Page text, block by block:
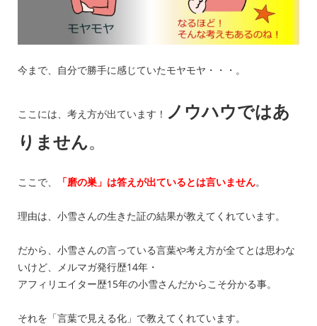
今まで、自分で勝手に感じていたモヤモヤ・・・。
ここには、考え方が出ています！ ノウハウではあ
りません。
ここで、 「磨の巣」は答えが出ているとは言いません。
理由は、小雪さんの生きた証の結果が教えてくれています。
だから、小雪さんの言っている言葉や考え方が全てとは思わな
いけど、メルマガ発行歴14年・
アフィリエイター歴15年の小雪さんだからこそ分かる事。
それを「言葉で見える化」で教えてくれています。